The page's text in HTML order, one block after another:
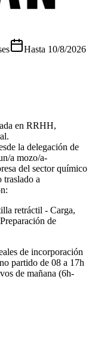
Hasta 10/8/2026
en RRHH,
la delegación de
a mozo/a-
del sector químico
traslado a
retráctil - Carga,
de
de incorporación
partido de 08 a 17h
de mañana (6h-